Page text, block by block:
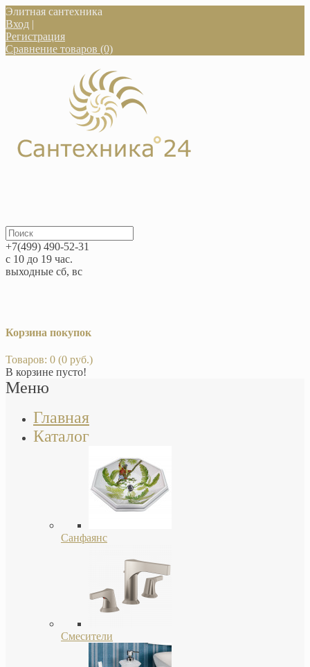
Элитная сантехника
Вход |
Регистрация
Сравнение товаров (0)
+7(499) 490-52-31
с 10 до 19 час.
выходные сб, вс
Корзина покупок
Товаров: 0 (0 руб.)
В корзине пусто!
Меню
Главная
Каталог
Санфаянс
Смесители